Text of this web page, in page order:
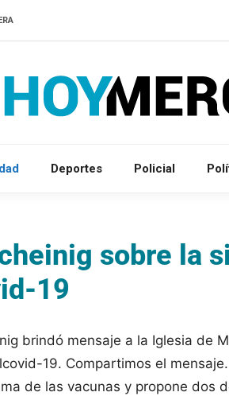
Deportes Policial
sobre la
19
brindó mensaje a la Iglesia de
19. Compartimos el
de las vacunas y propone dos